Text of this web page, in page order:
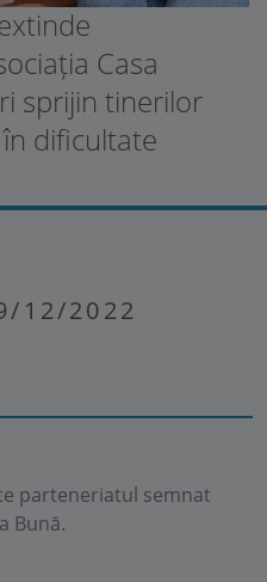
Casa
sprijin tinerilor
dificultate
12/2022
parteneriatul semnat
Bună.